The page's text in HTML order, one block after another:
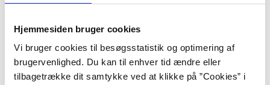
Hjemmesiden bruger cookies
Vi bruger cookies til besøgsstatistik og optimering af
brugervenlighed. Du kan til enhver tid ændre eller
tilbagetrække dit samtykke ved at klikke på ”Cookies” i
mennesker i grunden var gode; det
onde i dem kunne næsten altid føres
tilbage til noget bestemt, mens
godheden ofte eksisterede på trods af